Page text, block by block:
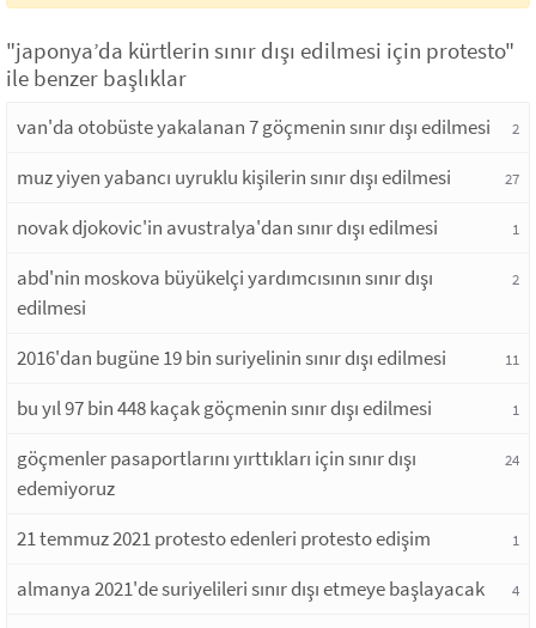
"japonya’da kürtlerin sınır dışı edilmesi için protesto"
ile benzer başlıklar
van'da otobüste yakalanan 7 göçmenin sınır dışı edilmesi 2
muz yiyen yabancı uyruklu kişilerin sınır dışı edilmesi 27
novak djokovic'in avustralya'dan sınır dışı edilmesi 1
abd'nin moskova büyükelçi yardımcısının sınır dışı
edilmesi
2
2016'dan bugüne 19 bin suriyelinin sınır dışı edilmesi 11
bu yıl 97 bin 448 kaçak göçmenin sınır dışı edilmesi 1
göçmenler pasaportlarını yırttıkları için sınır dışı
edemiyoruz
24
21 temmuz 2021 protesto edenleri protesto edişim 1
almanya 2021'de suriyelileri sınır dışı etmeye başlayacak 4